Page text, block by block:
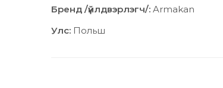
Бренд /үйлдвэрлэгч/: Armakan
Улс: Польш